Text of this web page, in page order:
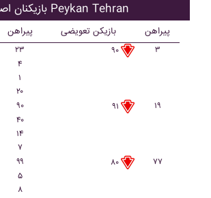
بازیکنان اصلی Peykan Tehran
پیراهن بازیکن تعویضی پیراهن
۲۳ ۹۰
۳
۴
۱
۲۰
۹۰
۹۱
۱۹
۴۰
۱۴
۷
۹۹
۸۰
۷۷
۵
۸